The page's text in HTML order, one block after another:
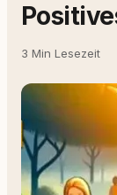
3 Min Lesezeit